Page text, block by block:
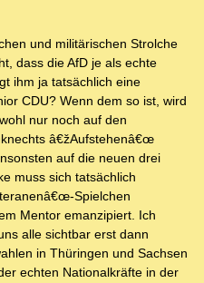
und militärischen Strolche
dass die AfD je als echte
ihm ja tatsächlich eine
CDU? Wenn dem so ist, wird
nur noch auf den
â€žAufstehenâ€œ
auf die neuen drei
muss sich tatsächlich
Spielchen
Mentor emanzipiert. Ich
alle sichtbar erst dann
in Thüringen und Sachsen
echten Nationalkräfte in der